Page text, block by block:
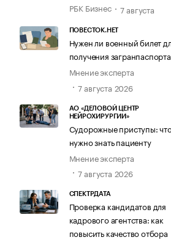
РБК Бизнес
7 августа
ПОВЕСТОК.НЕТ
Нужен ли военный билет
получения загранпаспорта
Мнение эксперта
7 августа 2026
АО «ДЕЛОВОЙ ЦЕНТР
НЕЙРОХИРУРГИИ»
Судорожные приступы:
нужно знать пациенту
Мнение эксперта
7 августа 2026
СПЕКТРДАТА
Проверка кандидатов для
кадрового агентства: как
повысить качество отбора